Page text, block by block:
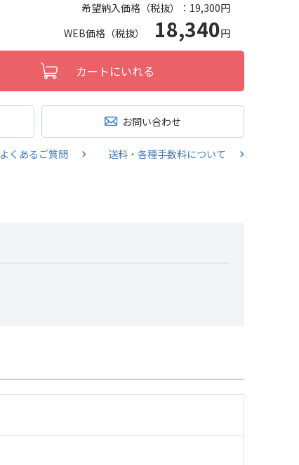
希望納入価格（税抜）： 19,300円
WEB価格（税抜） 18,340円
カートにいれる
お問い合わせ
よくあるご質問 送料・各種手数料について